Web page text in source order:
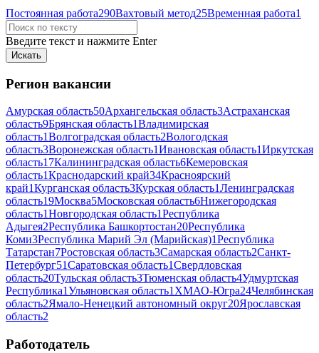
Постоянная работа290Вахтовый метод25Временная работа1
Введите текст и нажмите Enter
Регион вакансии
Амурская область50Архангельская область3Астраханская
область9Брянская область1Владимирская
область1Волгоградская область2Вологодская
область3Воронежская область1Ивановская область1Иркутская
область17Калининградская область6Кемеровская
область1Краснодарский край34Красноярский
край1Курганская область3Курская область1Ленинградская
область19Москва5Московская область6Нижегородская
область1Новгородская область1Республика
Адыгея2Республика Башкортостан20Республика
Коми3Республика Марий Эл (Марийская)1Республика
Татарстан7Ростовская область3Самарская область2Санкт-
Петербург51Саратовская область1Свердловская
область20Тульская область3Тюменская область4Удмуртская
Республика1Ульяновская область1 ХМАО-Югра24Челябинская
область2Ямало-Ненецкий автономный округ20Ярославская
область2
Работодатель